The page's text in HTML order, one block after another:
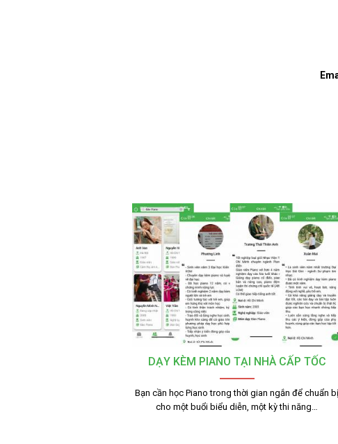
DẠY KÈM PIANO TẠI NHÀ CẤP TỐC
Bạn cần học Piano trong thời gian ngắn để chuẩn bị
cho một buổi biểu diễn, một kỳ thi năng…